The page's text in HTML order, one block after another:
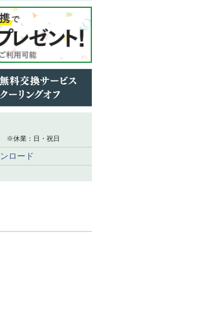
ノイ） ブ
PALETA NEU（パレッタ ノイ） ラ
イラック
13,530
※休業：日・祝日
ロード